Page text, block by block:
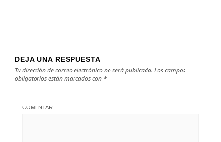
DEJA UNA RESPUESTA
Tu dirección de correo electrónico no será publicada. Los campos
obligatorios están marcados con *
COMENTAR